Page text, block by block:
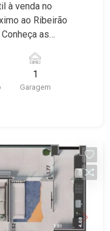
à venda no
ao Ribeirão
2 ambientes
gourmet - 1
1
Garagem